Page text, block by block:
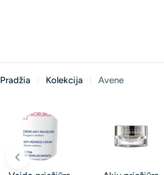
Pradžia Kolekcija Avene